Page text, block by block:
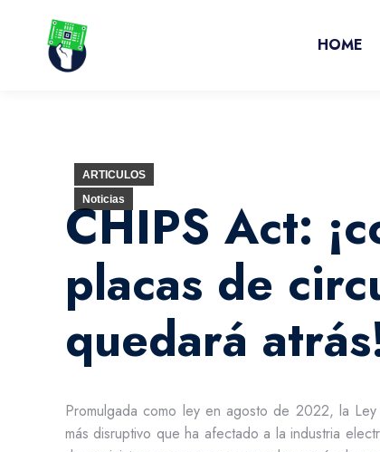
HOME
ARTICULOS
Noticias
CHIPS Act:
placas de
quedará
Promulgada como ley en agosto de 2022, la
más disruptivo que ha afectado a la industria